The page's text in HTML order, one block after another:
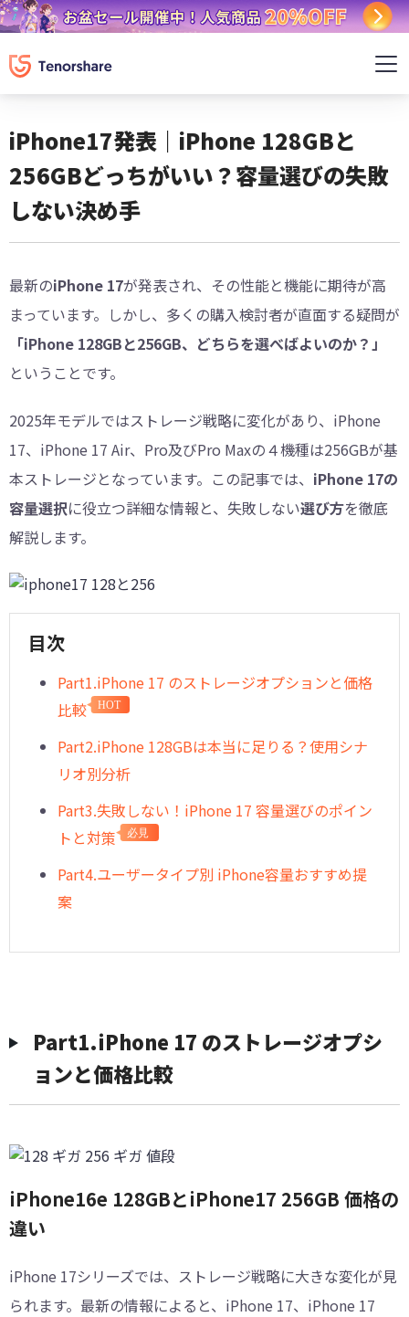
iPhone17発表｜iPhone 128GBと
256GBどっちがいい？容量選びの失敗
しない決め手
最新のiPhone 17が発表され、その性能と機能に期待が高
まっています。しかし、多くの購入検討者が直面する疑問が
「iPhone 128GBと256GB、どちらを選べばよいのか？」
ということです。
2025年モデルではストレージ戦略に変化があり、iPhone
17、iPhone 17 Air、Pro及びPro Maxの４機種は256GBが基
本ストレージとなっています。この記事では、 iPhone 17の
容量選択に役立つ詳細な情報と、失敗しない選び方を徹底
解説します。
目次
Part1.iPhone 17 のストレージオプションと価格
比較
HOT
Part2.iPhone 128GBは本当に足りる？使用シナ
リオ別分析
Part3.失敗しない！iPhone 17 容量選びのポイン
トと対策
必見
Part4.ユーザータイプ別 iPhone容量おすすめ提
案
Part1.iPhone 17 のストレージオプシ
ョンと価格比較
iPhone16e 128GBとiPhone17 256GB 価格の
違い
iPhone 17シリーズでは、ストレージ戦略に大きな変化が見
られます。最新の情報によると、iPhone 17、iPhone 17